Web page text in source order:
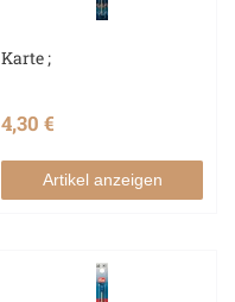
Karte ;
4,30 €
Artikel anzeigen